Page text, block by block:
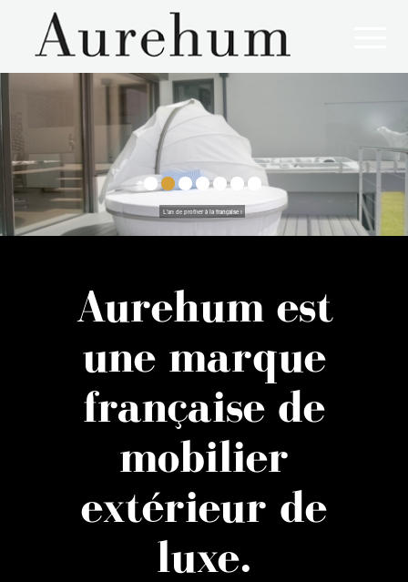
L'art de profiter à la française !
Aurehum est
une marque
française de
mobilier
extérieur de
luxe.